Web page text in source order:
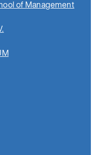
of Management